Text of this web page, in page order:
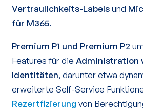
Vertraulichkeits-Labelsund
für M365.
Premium P1 und Premium P2
Features für die Administration
Identitäten, darunter etwa
erweiterte Self-Service
Rezertfizierung von